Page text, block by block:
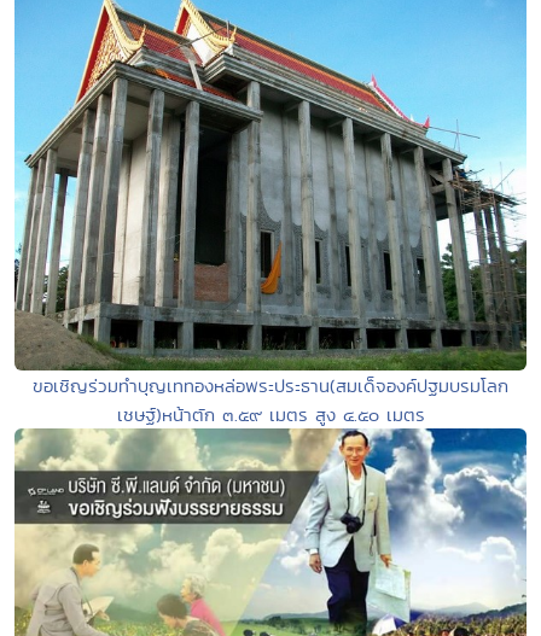
ขอเชิญร่วมทำบุญเททองหล่อพระประธาน(สมเด็จองค์ปฐมบรมโลก
เชษฐ์)หน้าตัก ๓.๕๙ เมตร สูง ๔.๕๐ เมตร